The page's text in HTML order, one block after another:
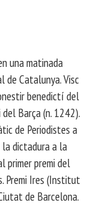
una matinada
de Catalunya. Visc
benedictí del
Barça (n. 1242).
de Periodistes a
dictadura a la
primer premi del
Premi Ires (Institut
de Barcelona.